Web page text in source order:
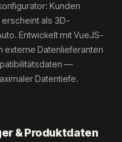
Kunden
als 3D-
Entwickelt mit VueJS-
externe Datenlieferanten
—
Datentiefe.
& Produktdaten